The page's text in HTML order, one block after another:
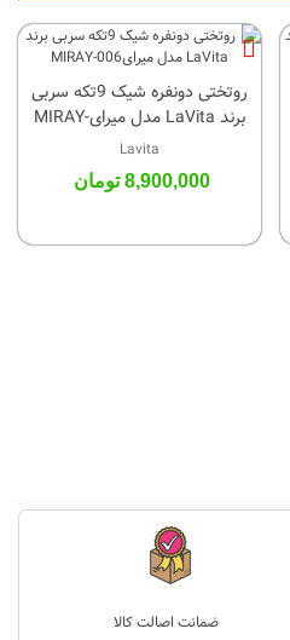
روتختی دونفره شیک 9تکه سربی
برند LaVita مدل میرایMIRAY-
006
Lavita
8,900,000 تومان
ضمانت اصالت کالا